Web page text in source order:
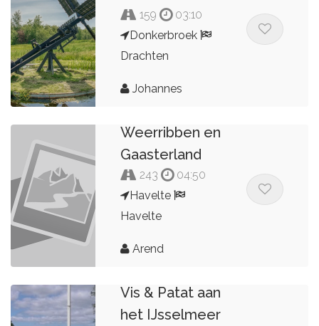
159
03:10
Donkerbroek
Drachten
Johannes
Weerribben en
Gaasterland
243
04:50
Havelte
Havelte
Arend
Vis & Patat aan
het IJsselmeer